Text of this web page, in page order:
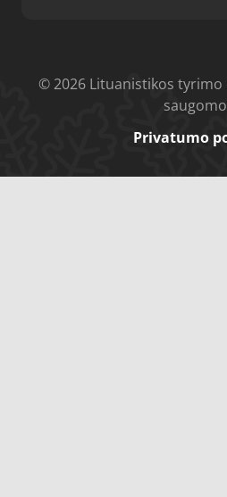
Aukoti
© 2026 Lituanistikos tyrimo
Privatumo